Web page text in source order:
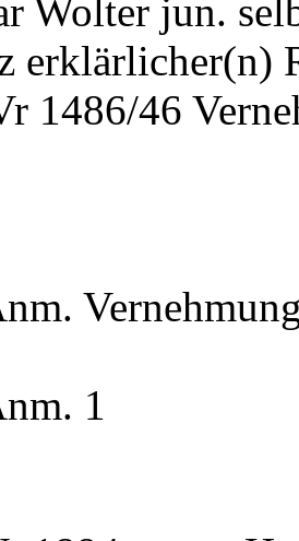
Wolter jun.
erklärlicher(n)
1486/46
1